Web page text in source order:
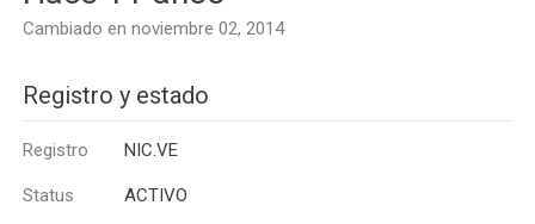
Cambiado en noviembre 02, 2014
Registro y estado
Registro NIC.VE
Status ACTIVO